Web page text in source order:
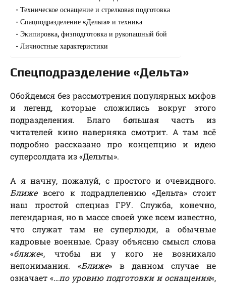
Техническое оснащение и стрелковая подготовка
Спацподразделение «Дельта» и техника
Экипировка, физподготовка и рукопашный бой
Личностные характеристики
Спецподразделение «Дельта»
Обойдемся без рассмотрения популярных мифов
и легенд, которые сложились вокруг этого
подразделения. Благо большая часть из
читателей кино наверняка смотрит. А там всё
подробно рассказано про концепцию и идею
суперсолдата из «Дельты».
А я начну, пожалуй, с простого и очевидного.
Ближевсего к подрадлелению «Дельта» стоит
наш простой спецназ ГРУ. Служба, конечно,
легендарная, но в массе своей уже всем известно,
что служат там не суперлюди, а обычные
кадровые военные. Сразу объясню смысл слова
«ближе«, чтобы ни у кого не возникало
непонимания. «Ближе» в данном случае не
означает «…по уровню подготовки и оснащения«,